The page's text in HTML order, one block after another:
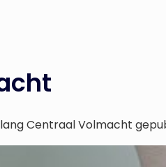
Centraal Volmacht